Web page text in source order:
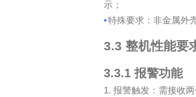
示；
•特殊要求：非金属外
3.3 整机性能要
3.3.1 报警功能
1. 报警触发：需接收